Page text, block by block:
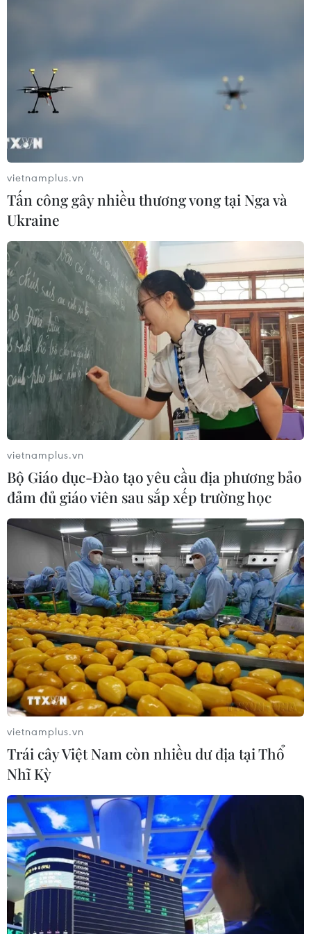
vietnamplus.vn
Tấn công gây nhiều thương vong tại Nga và
Ukraine
vietnamplus.vn
Bộ Giáo dục-Đào tạo yêu cầu địa phương bảo
đảm đủ giáo viên sau sắp xếp trường học
vietnamplus.vn
Trái cây Việt Nam còn nhiều dư địa tại Thổ
Nhĩ Kỳ